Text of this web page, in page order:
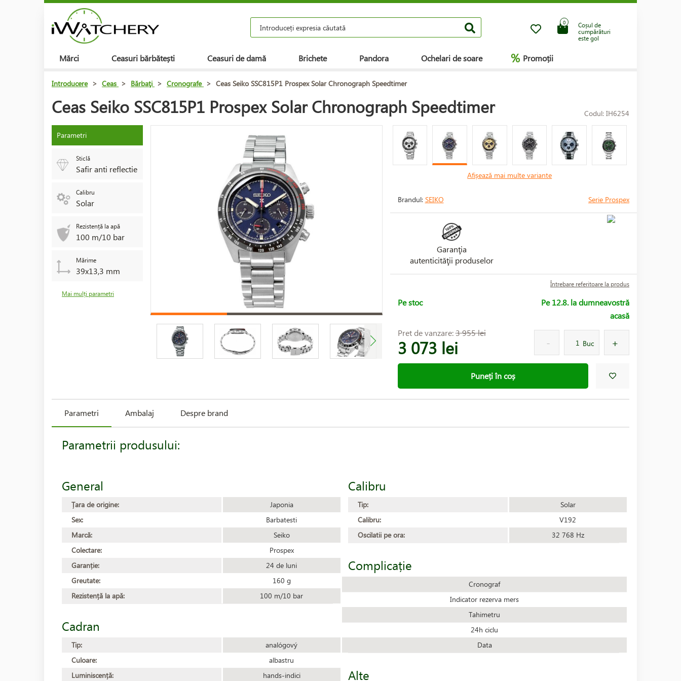
Coșul de
cumpărături
este gol
0
Mărci Ceasuri bărbătești Ceasuri de damă Brichete Pandora Ochelari de soare % Promoții
Introducere > Ceas > Bărbaţi > Cronografe > Ceas Seiko SSC815P1 Prospex Solar Chronograph Speedtimer
Ceas Seiko SSC815P1 Prospex Solar Chronograph Speedtimer Codul: IH6254
Parametri
Sticlă
Safir anti reflectie
Calibru
Solar
Rezistență la apă
100 m/10 bar
Mărime
39x13,3 mm
Mai mulți parametri
Afișează mai multe variante
Brandul: SEIKO Serie Prospex
Garanţia
autenticităţii produselor
Întrebare referitoare la produs
Pe stoc
Pe 12.8. la dumneavostră
acasă
Pret de vanzare:3 955 lei
3 073 lei Buc
Puneți în coș
Parametri Ambalaj Despre brand
Parametrii produsului:
General
Țara de origine:
Japonia
Sex:
Barbatesti
Marcă:
Seiko
Colectare:
Prospex
Garanție:
24 de luni
Greutate:
160 g
Rezistență la apă:
100 m/10 bar
Cadran
Tip:
analógový
Culoare:
albastru
Luminiscență:
hands-indici
Calibru
Tip:
Solar
Calibru:
V192
Oscilatii pe ora:
32 768 Hz
Complicație
Cronograf
Indicator rezerva mers
Tahimetru
24h ciclu
Data
Alte